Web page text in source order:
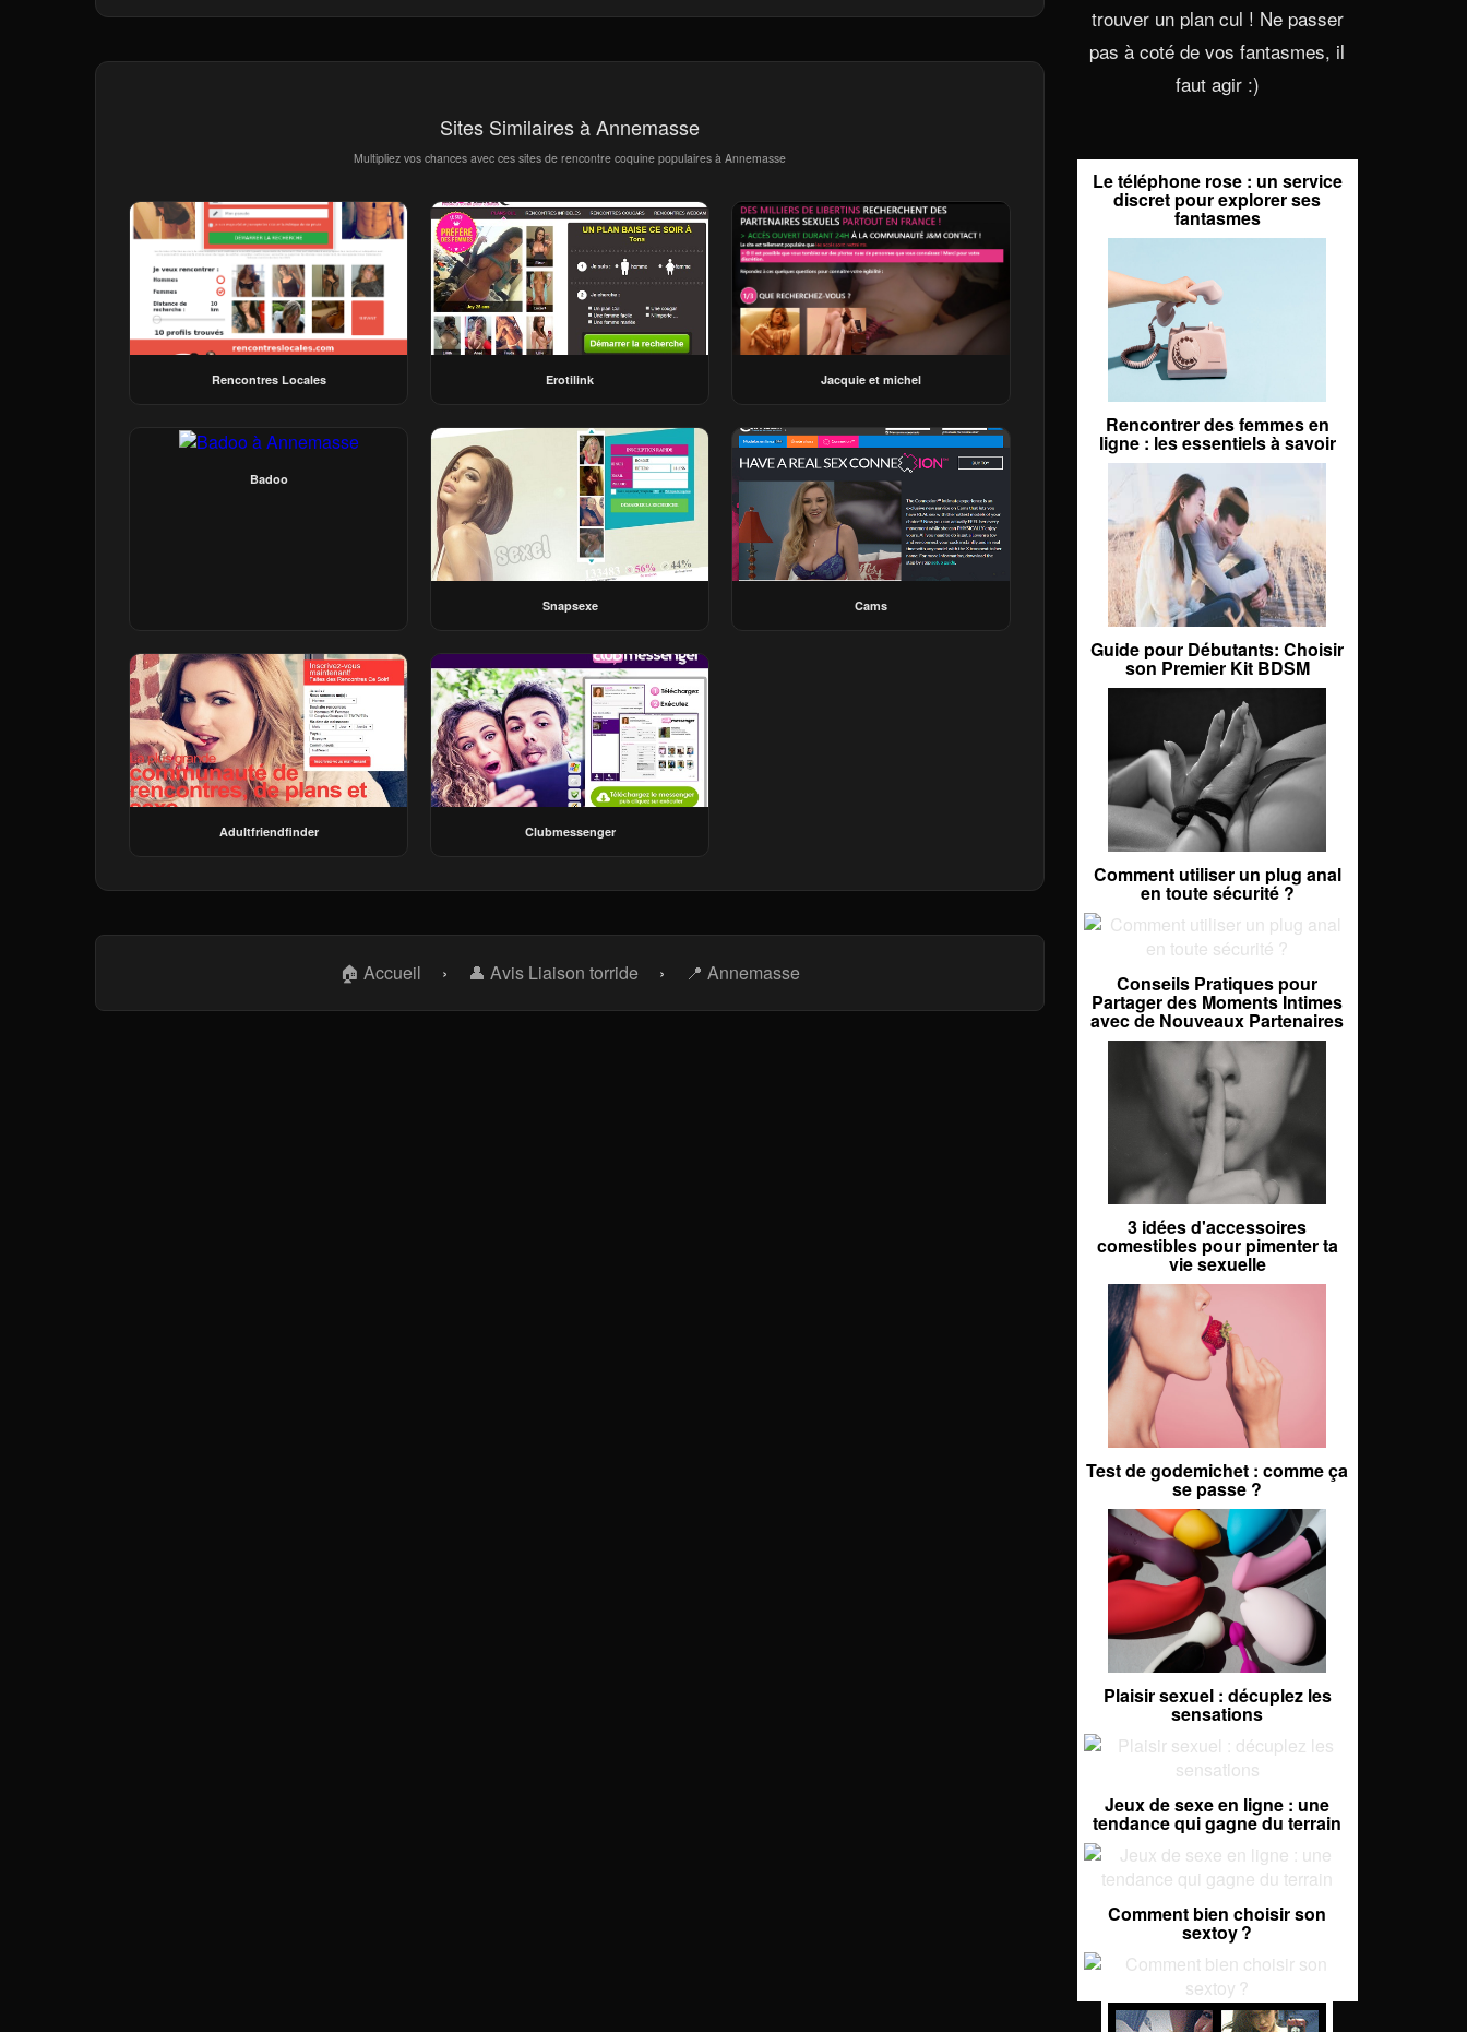
Sites Similaires à Annemasse
Multipliez vos chances avec ces sites de rencontre coquine populaires à Annemasse
Rencontres Locales Erotilink Jacquie et michel
Badoo
Snapsexe Cams
Adultfriendfinder Clubmessenger
🏠 Accueil › 👤 Avis Liaison torride › 📍 Annemasse
trouver un plan cul ! Ne passer
pas à coté de vos fantasmes, il
faut agir :)
Le téléphone rose : un service
discret pour explorer ses
fantasmes
Rencontrer des femmes en
ligne : les essentiels à savoir
Guide pour Débutants: Choisir
son Premier Kit BDSM
Comment utiliser un plug anal
en toute sécurité ?
Conseils Pratiques pour
Partager des Moments Intimes
avec de Nouveaux Partenaires
3 idées d'accessoires
comestibles pour pimenter ta
vie sexuelle
Test de godemichet : comme ça
se passe ?
Plaisir sexuel : décuplez les
sensations
Jeux de sexe en ligne : une
tendance qui gagne du terrain
Comment bien choisir son
sextoy ?